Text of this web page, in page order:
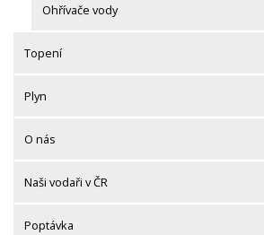
Ohřívače vody
Topení
Plyn
O nás
Naši vodaři v ČR
Poptávka